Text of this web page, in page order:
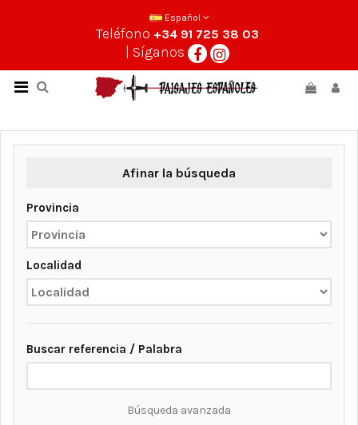
Español
Teléfono +34 91 725 38 03
| Síganos
Afinar la búsqueda
Provincia
Localidad
Buscar referencia / Palabra
Búsqueda avanzada